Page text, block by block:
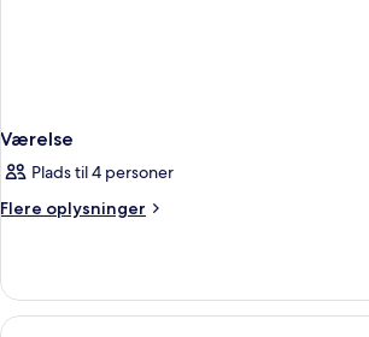
Værelse
Plads til 4 personer
Flere oplysninger
Flere